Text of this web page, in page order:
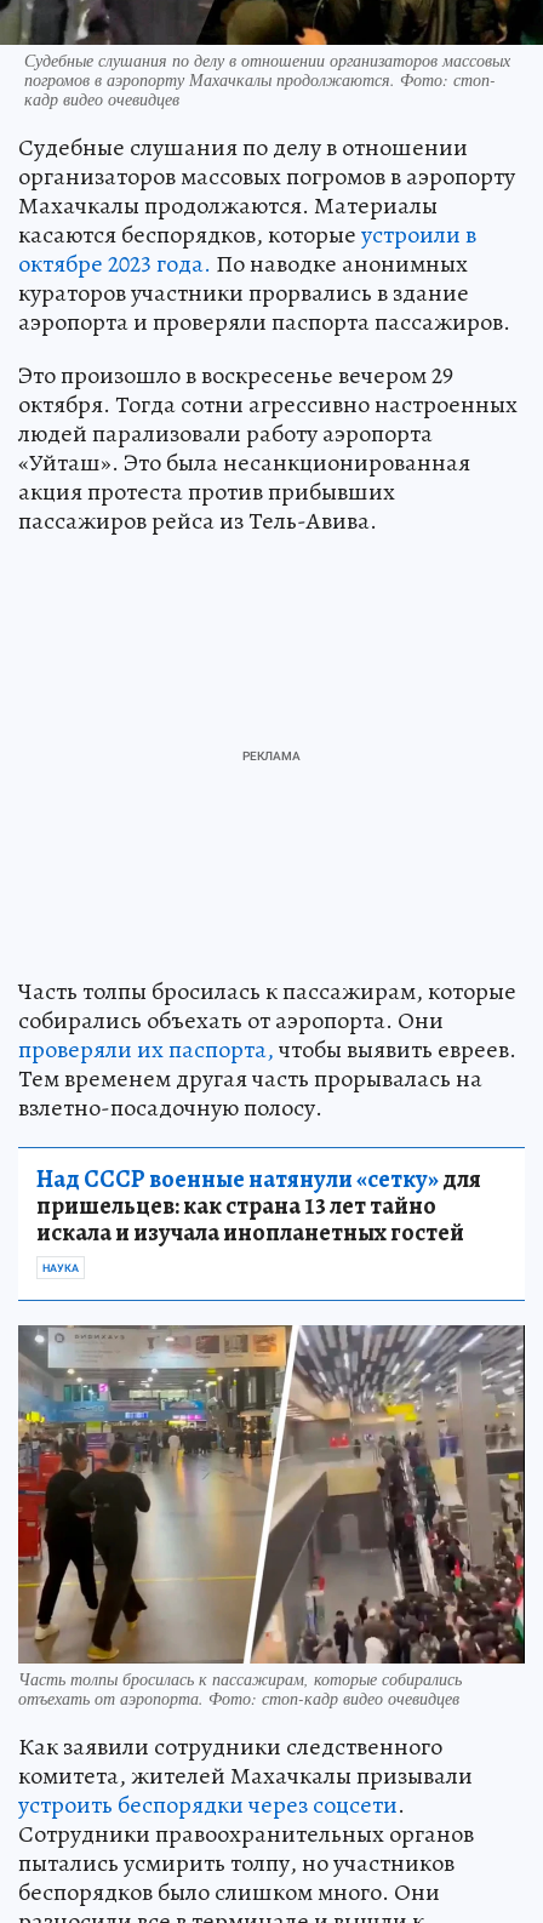
Судебные слушания по делу в отношении организаторов массовых
погромов в аэропорту Махачкалы продолжаются. Фото: стоп-
кадр видео очевидцев
Судебные слушания по делу в отношении
организаторов массовых погромов в аэропорту
Махачкалы продолжаются. Материалы
касаются беспорядков, которыеустроили в
октябре 2023 года. По наводке анонимных
кураторов участники прорвались в здание
аэропорта и проверяли паспорта пассажиров.
Это произошло в воскресенье вечером 29
октября. Тогда сотни агрессивно настроенных
людей парализовали работу аэропорта
«Уйташ». Это была несанкционированная
акция протеста против прибывших
пассажиров рейса из Тель-Авива.
Часть толпы бросилась к пассажирам, которые
собирались объехать от аэропорта. Они
проверяли их паспорта,чтобы выявить евреев.
Тем временем другая часть прорывалась на
взлетно-посадочную полосу.
Над СССР военные натянули «сетку»для
пришельцев: как страна 13 лет тайно
искала и изучала инопланетных гостей
НАУКА
Часть толпы бросилась к пассажирам, которые собирались
отъехать от аэропорта. Фото: стоп-кадр видео очевидцев
Как заявили сотрудники следственного
комитета, жителей Махачкалы призывали
устроить беспорядки через соцсети.
Сотрудники правоохранительных органов
пытались усмирить толпу, но участников
беспорядков было слишком много. Они